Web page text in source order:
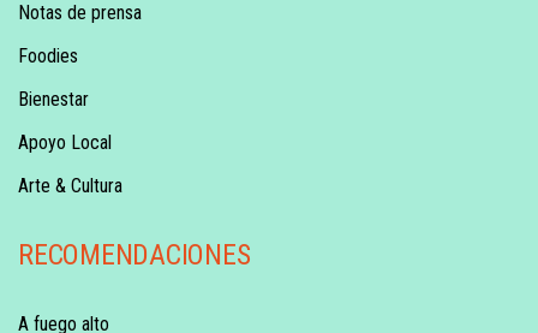
Notas de prensa
Foodies
Bienestar
Apoyo Local
Arte & Cultura
RECOMENDACIONES
A fuego alto